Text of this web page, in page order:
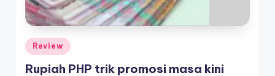
Posted
in
Review
Rupiah PHP trik promosi masa kini